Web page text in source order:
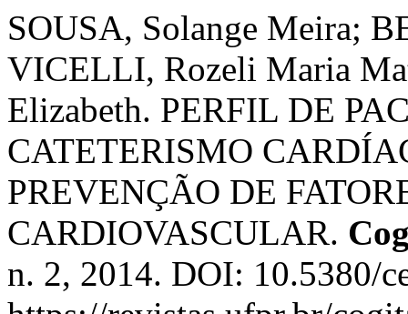
SOUSA, Solange Meira;
VICELLI, Rozeli Maria
Elizabeth. PERFIL DE
CATETERISMO
PREVENÇÃO DE
CARDIOVASCULAR.
n. 2, 2014. DOI: 10.5380/